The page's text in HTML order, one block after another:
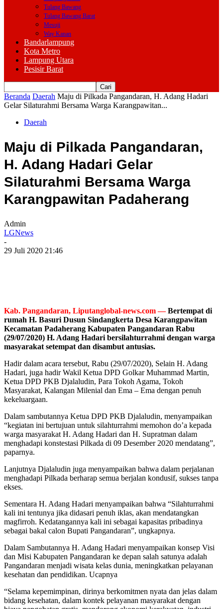
Tulang Bawang
Tulang Bawang Barat
Mesuji
Way Kanan
Bandarlampung
Kota Metro
Lampung Utara
Pesisir Barat
Beranda Daerah Maju di Pilkada Pangandaran, H. Adang Hadari
Gelar Silaturahmi Bersama Warga Karangpawitan...
Daerah
Maju di Pilkada Pangandaran,
H. Adang Hadari Gelar
Silaturahmi Bersama Warga
Karangpawitan Padaherang
Admin
LGNews
-
29 Juli 2020 21:46
Kab. Pangandaran, Liputanglobal-news.com —Bertempat di
rumah H. Basuri Dusun Sindangkerta Desa Karangpawitan
Kecamatan Padaherang Kabupaten Pangandaran Rabu
(29/07/2020) H. Adang Hadari bersilahturrahmi dengan warga
masyarakat setempat dan disambut antusias.
Hadir dalam acara tersebut, Rabu (29/07/2020), Selain H. Adang
Hadari, juga hadir Wakil Ketua DPD Golkar Muhammad Martin,
Ketua DPD PKB Djalaludin, Para Tokoh Agama, Tokoh
Masyarakat, Kalangan Milenial dan Ema – Ema dengan penuh
kekeluargaan.
Dalam sambutannya Ketua DPD PKB Djalaludin, menyampaikan
“kegiatan ini bertujuan untuk silahturrahmi memohon do’a kepada
warga masyarakat H. Adang Hadari dan H. Supratman dalam
menghadapi konstestasi Pilkada di 09 Desember 2020 mendatang”,
paparnya.
Lanjutnya Djalaludin juga menyampaikan bahwa dalam perjalanan
menghadapi Pilkada berharap semua berjalan kondusif, sukses tanpa
ekses.
Sementara H. Adang Hadari menyampaikan bahwa “Silahturrahmi
kali ini tentunya jika didasari penuh iklas, akan mendatangkan
magfirroh. Kedatangannya kali ini sebagai kapasitas pribadinya
sebagai bakal calon Bupati Pangandaran”, ungkapnya.
Dalam Sambutannya H. Adang Hadari menyampaikan konsep Visi
dan Misi Kabupaten Pangandaran ke depan salah satunya adalah
Pangandaran menjadi wisata kelas dunia, meningkatkan pelayanan
kesehatan dan pendidikan. Ucapnya
“Selama kepemimpinan, dirinya berkomitmen nyata dan jelas dalam
bidang kesehatan, dalam kontek pelayanan masyarakat dengan